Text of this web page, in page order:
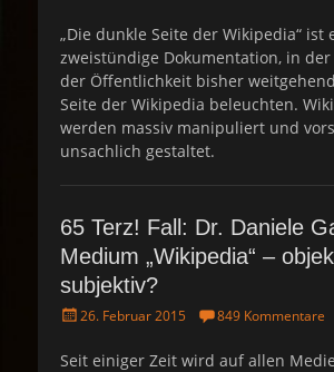
e
d
o
n
„Die dunkle Seite der Wikipedia“ ist
zweistündige Dokumentation, in
der Öffentlichkeit bisher
Seite der Wikipedia beleuchten.
werden massiv manipuliert und
unsachlich gestaltet.
65 Terz! Fall: Dr. Daniele
Medium „Wikipedia“ –
subjektiv?
P
s
26. Februar 2015 849 Kommentare
Seit einiger Zeit wird auf allen